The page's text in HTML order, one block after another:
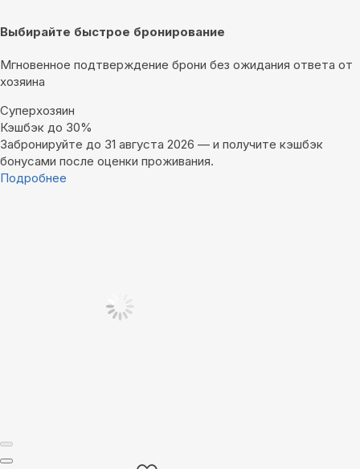
Выбирайте быстрое бронирование
Мгновенное подтверждение брони без ожидания ответа от
хозяина
Суперхозяин
Кэшбэк до 30%
Забронируйте до 31 августа 2026 — и получите кэшбэк
бонусами после оценки проживания.
Подробнее